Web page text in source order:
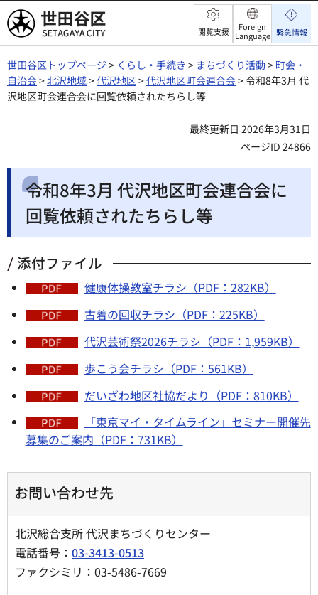
世田谷区 閲覧支援
Foreign
Language 緊急情報
世田谷区トップページ > くらし・手続き > まちづくり活動> 町会・
自治会>北沢地域>代沢地区>代沢地区町会連合会> 令和8年3月 代
沢地区町会連合会に回覧依頼されたちらし等
最終更新日 2026年3月31日
ページID 24866
令和8年3月 代沢地区町会連合会に
回覧依頼されたちらし等
添付ファイル
健康体操教室チラシ（PDF：282KB）
古着の回収チラシ（PDF：225KB）
代沢芸術祭2026チラシ（PDF：1,959KB）
歩こう会チラシ（PDF：561KB）
だいざわ地区社協だより（PDF：810KB）
「東京マイ・タイムライン」セミナー開催先
募集のご案内（PDF：731KB）
お問い合わせ先
北沢総合支所 代沢まちづくりセンター
電話番号： 03-3413-0513
ファクシミリ：03-5486-7669